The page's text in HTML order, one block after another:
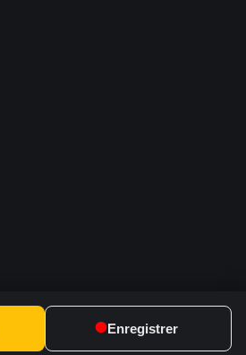
Enregistrer
2.228.1